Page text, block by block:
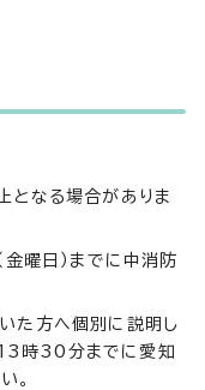
となる場合がありま
曜日）までに中消防
た方へ個別に説明し
時30分までに愛知
。